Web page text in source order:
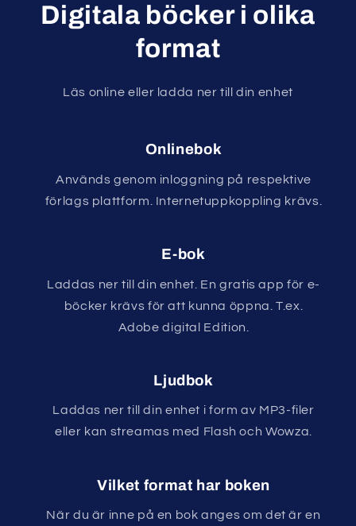
Digitala böcker i olika
format
Läs online eller ladda ner till din enhet
Onlinebok
Används genom inloggning på respektive
förlags plattform. Internetuppkoppling krävs.
E-bok
Laddas ner till din enhet. En gratis app för e-
böcker krävs för att kunna öppna. T.ex.
Adobe digital Edition.
Ljudbok
Laddas ner till din enhet i form av MP3-filer
eller kan streamas med Flash och Wowza.
Vilket format har boken
När du är inne på en bok anges om det är en